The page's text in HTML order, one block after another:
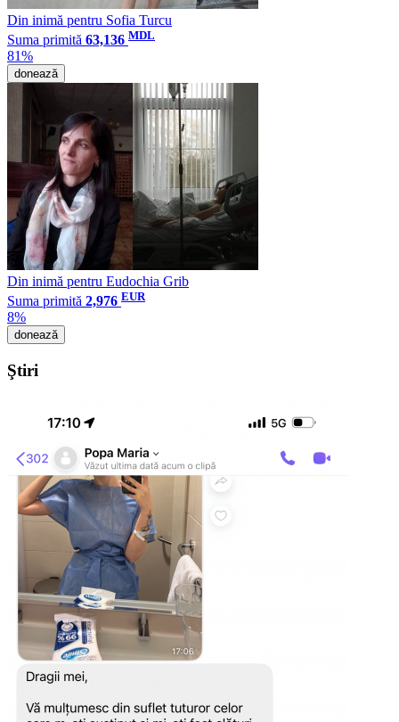
Din inimă pentru Sofia Turcu
Suma primită 63,136 MDL
81%
donează
Din inimă pentru Eudochia Grib
Suma primită 2,976 EUR
8%
donează
Ştiri